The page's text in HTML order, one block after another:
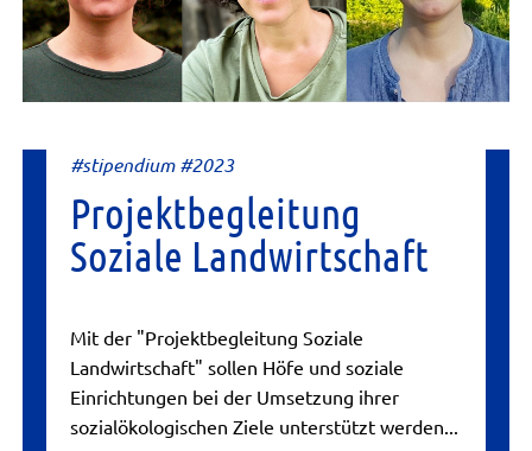
#stipendium #2023
Projektbegleitung
Soziale Landwirtschaft
Mit der "Projektbegleitung Soziale
Landwirtschaft" sollen Höfe und soziale
Einrichtungen bei der Umsetzung ihrer
sozialökologischen Ziele unterstützt werden...